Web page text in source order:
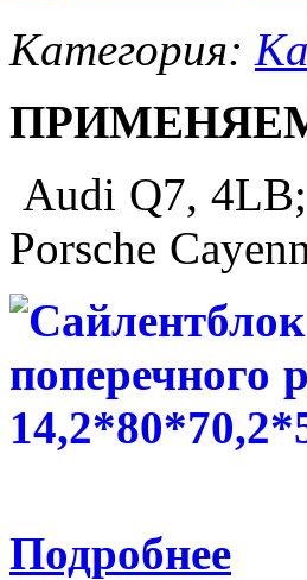
Категория:
Audi Q7,
Porsche
Подробнее